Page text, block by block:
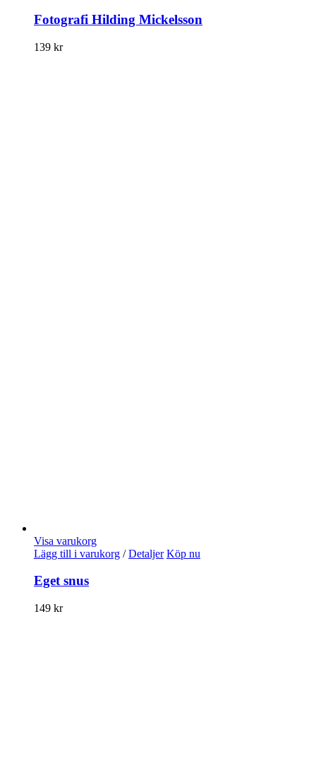
Fotografi Hilding Mickelsson
139 kr
Visa varukorg
Lägg till i varukorg / Detaljer Köp nu
Eget snus
149 kr